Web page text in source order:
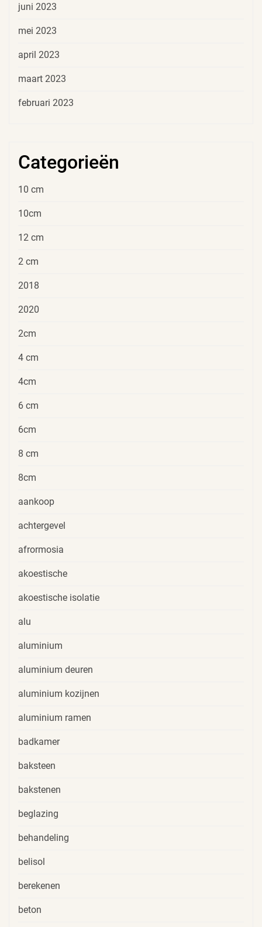
juni 2023
mei 2023
april 2023
maart 2023
februari 2023
Categorieën
10 cm
10cm
12 cm
2 cm
2018
2020
2cm
4 cm
4cm
6 cm
6cm
8 cm
8cm
aankoop
achtergevel
afrormosia
akoestische
akoestische isolatie
alu
aluminium
aluminium deuren
aluminium kozijnen
aluminium ramen
badkamer
baksteen
bakstenen
beglazing
behandeling
belisol
berekenen
beton